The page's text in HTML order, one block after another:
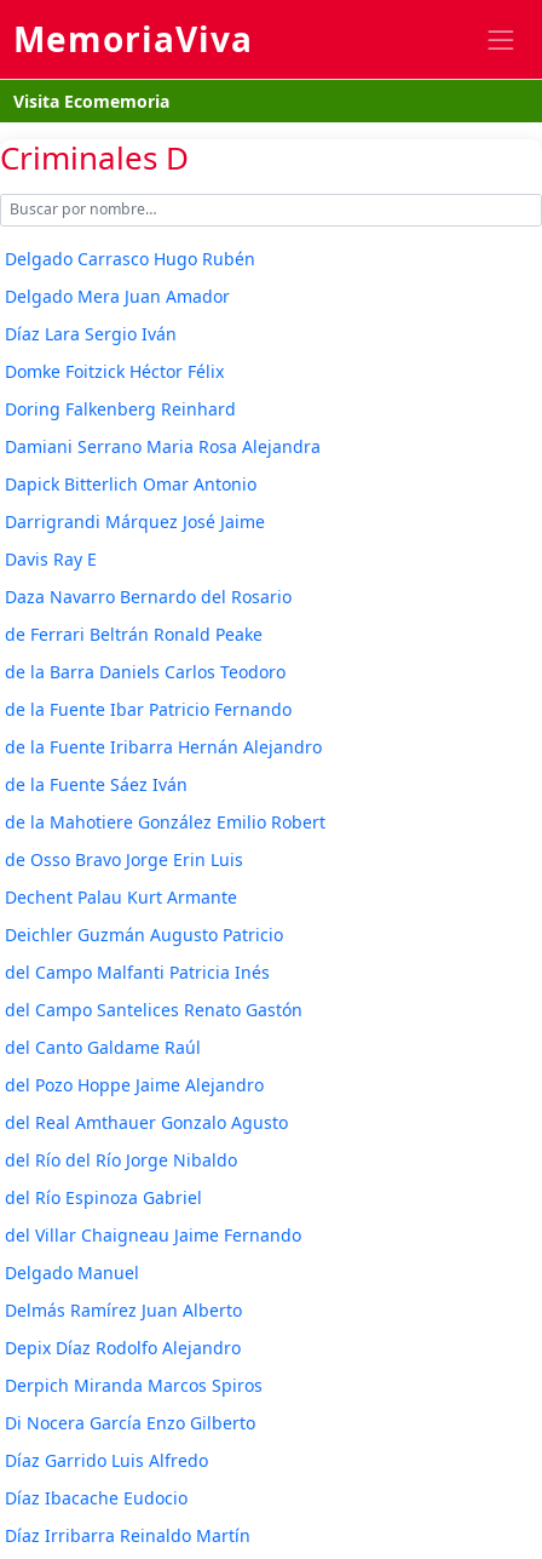
MemoriaViva
Visita Ecomemoria
Criminales D
Delgado Carrasco Hugo Rubén
Delgado Mera Juan Amador
Díaz Lara Sergio Iván
Domke Foitzick Héctor Félix
Doring Falkenberg Reinhard
Damiani Serrano Maria Rosa Alejandra
Dapick Bitterlich Omar Antonio
Darrigrandi Márquez José Jaime
Davis Ray E
Daza Navarro Bernardo del Rosario
de Ferrari Beltrán Ronald Peake
de la Barra Daniels Carlos Teodoro
de la Fuente Ibar Patricio Fernando
de la Fuente Iribarra Hernán Alejandro
de la Fuente Sáez Iván
de la Mahotiere González Emilio Robert
de Osso Bravo Jorge Erin Luis
Dechent Palau Kurt Armante
Deichler Guzmán Augusto Patricio
del Campo Malfanti Patricia Inés
del Campo Santelices Renato Gastón
del Canto Galdame Raúl
del Pozo Hoppe Jaime Alejandro
del Real Amthauer Gonzalo Agusto
del Río del Río Jorge Nibaldo
del Río Espinoza Gabriel
del Villar Chaigneau Jaime Fernando
Delgado Manuel
Delmás Ramírez Juan Alberto
Depix Díaz Rodolfo Alejandro
Derpich Miranda Marcos Spiros
Di Nocera García Enzo Gilberto
Díaz Garrido Luis Alfredo
Díaz Ibacache Eudocio
Díaz Irribarra Reinaldo Martín